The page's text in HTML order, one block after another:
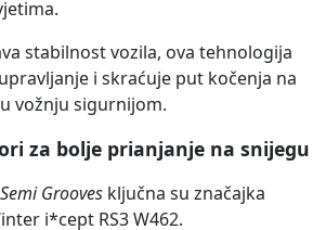
stabilnost vozila, ova tehnologija
i skraćuje put kočenja na
vožnju sigurnijom.
za bolje prianjanje na snijegu
Grooves ključna su značajka
i*cept RS3 W462.